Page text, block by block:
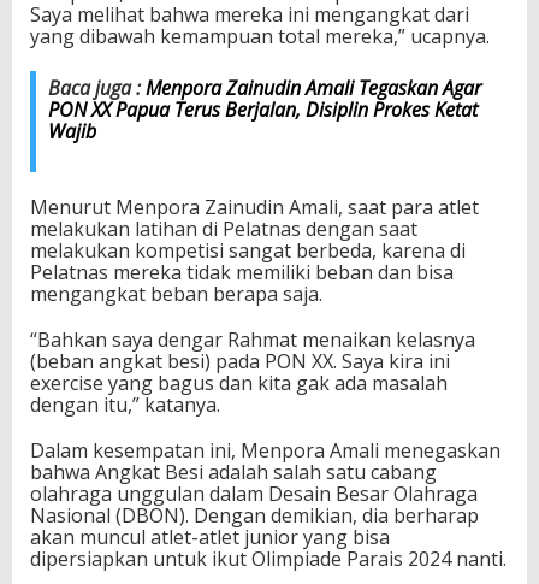
u
k
n
g
k
a
n
S
e
a
n
g
A
t
l
e
t
J
Saya melihat bahwa mereka ini mengangkat dari
yang dibawah kemampuan total mereka,” ucapnya.
Baca juga :Menpora Zainudin Amali Tegaskan Agar
PON XX Papua Terus Berjalan, Disiplin Prokes Ketat
Wajib
Menurut Menpora Zainudin Amali, saat para atlet
melakukan latihan di Pelatnas dengan saat
melakukan kompetisi sangat berbeda, karena di
Pelatnas mereka tidak memiliki beban dan bisa
mengangkat beban berapa saja.
“Bahkan saya dengar Rahmat menaikan kelasnya
(beban angkat besi) pada PON XX. Saya kira ini
exercise yang bagus dan kita gak ada masalah
dengan itu,” katanya.
Dalam kesempatan ini, Menpora Amali menegaskan
bahwa Angkat Besi adalah salah satu cabang
olahraga unggulan dalam Desain Besar Olahraga
Nasional (DBON). Dengan demikian, dia berharap
akan muncul atlet-atlet junior yang bisa
dipersiapkan untuk ikut Olimpiade Parais 2024 nanti.